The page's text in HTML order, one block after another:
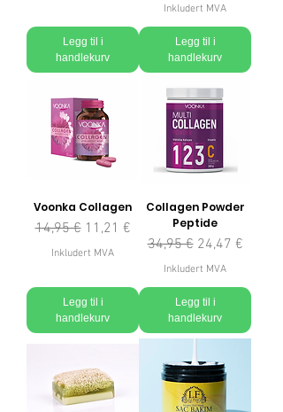
Legg til i
handlekurv
Inkludert MVA
Legg til i
handlekurv
Voonka Collagen
Vanlig pris
14,95 € Salgspris
11,21 €
Inkludert MVA
Legg til i
handlekurv
Collagen Powder
Peptide
Vanlig pris
34,95 € Salgspris
24,47 €
Inkludert MVA
Legg til i
handlekurv